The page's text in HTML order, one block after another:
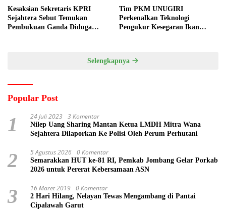
Kesaksian Sekretaris KPRI
Sejahtera Sebut Temukan
Pembukuan Ganda Diduga
Tim PKM UNUGIRI
Perkenalkan Teknologi
Pengukur Kesegaran Ikan
Selengkapnya
Popular Post
1 24 Juli 2023 3 Komentar
Nilep Uang Sharing Mantan Ketua LMDH Mitra Wana
Sejahtera Dilaporkan Ke Polisi Oleh Perum Perhutani
2 5 Agustus 2026 0 Komentar
Semarakkan HUT ke-81 RI, Pemkab Jombang Gelar Porkab
2026 untuk Pererat Kebersamaan ASN
3 16 Maret 2019 0 Komentar
2 Hari Hilang, Nelayan Tewas Mengambang di Pantai
Cipalawah Garut